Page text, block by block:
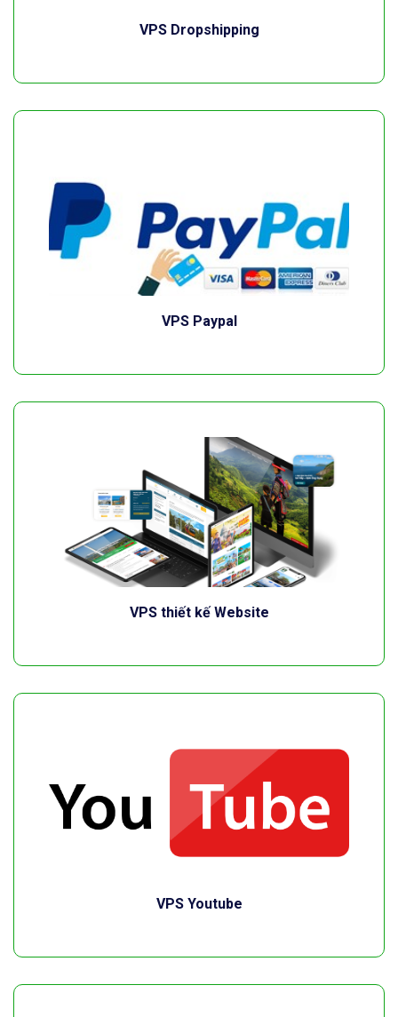
VPS Dropshipping
VPS Paypal
VPS thiết kế Website
VPS Youtube